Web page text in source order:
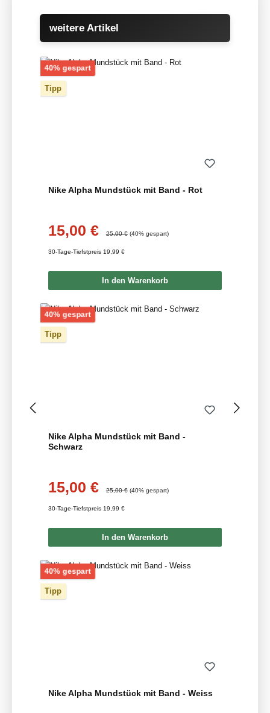
Produktgalerie überspringen
weitere Artikel
40% gespartRabatt
Tipp
Nike Alpha Mundstück mit Band - Rot
Verkaufspreis:
15,00 € Regulärer Preis:
25,00 € (40% gespart)
30-Tage-Tiefstpreis 19,99 €
In den Warenkorb
40% gespartRabatt
Tipp
Nike Alpha Mundstück mit Band -
Schwarz
Verkaufspreis:
15,00 € 25,00 € (40% gespart)
30-Tage-Tiefstpreis 19,99 €
In den Warenkorb
40% gespartRabatt
Tipp
Nike Alpha Mundstück mit Band - Weiss